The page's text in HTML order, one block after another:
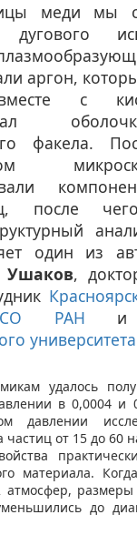
меди мы
аргон,
с
факела.
после
один из
Ушаков,
СО РАН
университета
удалось
в 0,0004 и
давлении
частиц от 15 до 60
материала.
атмосфер,
до